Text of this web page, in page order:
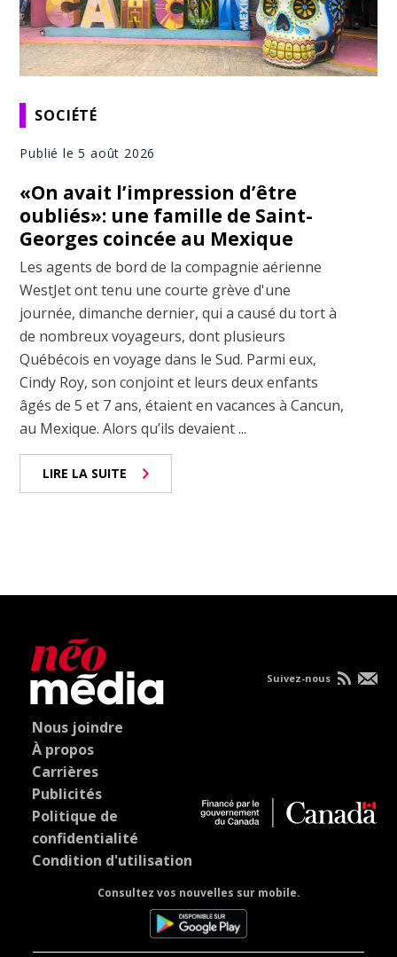
SOCIÉTÉ
Publié le 5 août 2026
«On avait l’impression d’être
oubliés»: une famille de Saint-
Georges coincée au Mexique
Les agents de bord de la compagnie aérienne
WestJet ont tenu une courte grève d'une
journée, dimanche dernier, qui a causé du tort à
de nombreux voyageurs, dont plusieurs
Québécois en voyage dans le Sud. Parmi eux,
Cindy Roy, son conjoint et leurs deux enfants
âgés de 5 et 7 ans, étaient en vacances à Cancun,
au Mexique. Alors qu’ils devaient ...
LIRE LA SUITE
Nous joindre
À propos
Carrières
Publicités
Politique de
confidentialité
Condition d'utilisation
Consultez vos nouvelles sur mobile.
Suivez-nous